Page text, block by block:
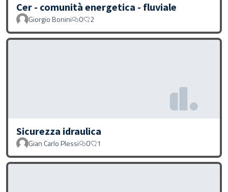
Cer - comunità energetica - fluviale
Giorgio Bonini 0 2
Sicurezza idraulica
Gian Carlo Plessi 0 1